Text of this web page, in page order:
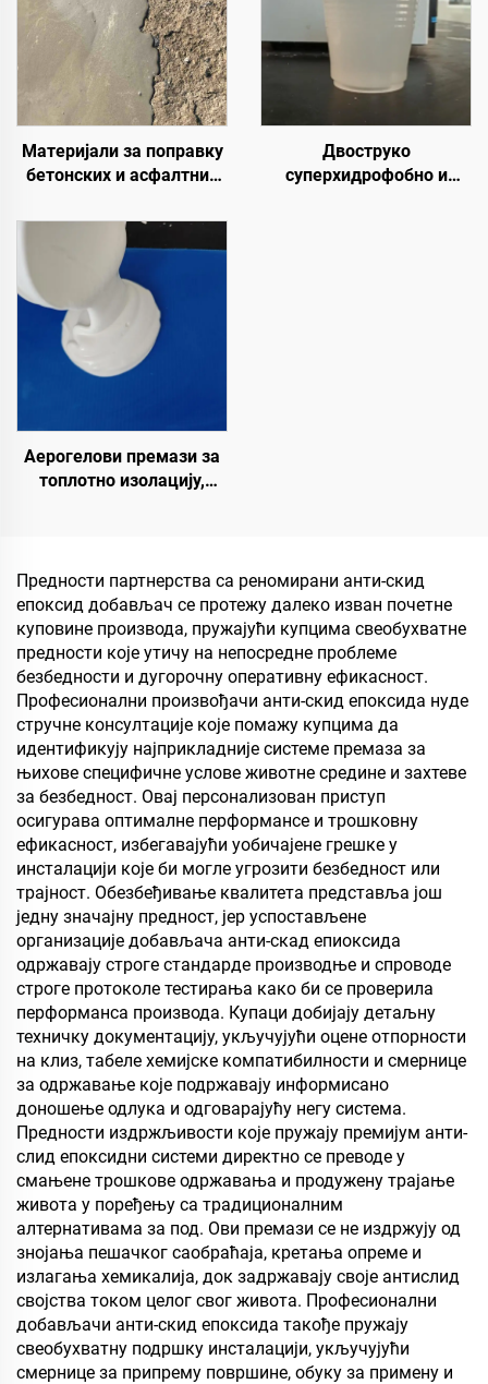
Материјали за поправку
бетонских и асфалтних
оштећења коловоза и
реновирање површина
Двоструко
суперхидрофобно и
Аерогелови премази за
топлотно изолацију,
солар, спољни зид,
унутрашњи зид,
преградну зид, спаваћу
собу, састанак и
учионицу, КТВ, по
Предности партнерства са реномирани анти-скид
епоксид добављач се протежу далеко изван почетне
куповине производа, пружајући купцима свеобухватне
предности које утичу на непосредне проблеме
безбедности и дугорочну оперативну ефикасност.
Професионални произвођачи анти-скид епоксида нуде
стручне консултације које помажу купцима да
идентификују најприкладније системе премаза за
њихове специфичне услове животне средине и захтеве
за безбедност. Овај персонализован приступ
осигурава оптималне перформансе и трошковну
ефикасност, избегавајући уобичајене грешке у
инсталацији које би могле угрозити безбедност или
трајност. Обезбеђивање квалитета представља још
једну значајну предност, јер успостављене
организације добављача анти-скад епиоксида
одржавају строге стандарде производње и спроводе
строге протоколе тестирања како би се проверила
перформанса производа. Купаци добијају детаљну
техничку документацију, укључујући оцене отпорности
на клиз, табеле хемијске компатибилности и смернице
за одржавање које подржавају информисано
доношење одлука и одговарајућу негу система.
Предности издржљивости које пружају премијум анти-
слид епоксидни системи директно се преводе у
смањене трошкове одржавања и продужену трајање
живота у поређењу са традиционалним
алтернативама за под. Ови премази се не издржују од
знојања пешачког саобраћаја, кретања опреме и
излагања хемикалија, док задржавају своје антислид
својства током целог свог живота. Професионални
добављачи анти-скид епоксида такође пружају
свеобухватну подршку инсталацији, укључујући
смернице за припрему површине, обуку за примену и